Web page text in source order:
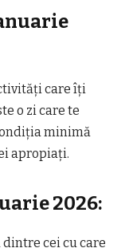
care îți
o zi care te
minimă
apropiați.
2026:
cei cu care